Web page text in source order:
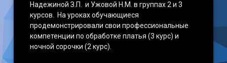
Надежиной З.П. и Ужовой Н.М. в группах 2 и 3
курсов. На уроках обучающиеся
продемонстрировали свои профессиональные
компетенции по обработке платья (3 курс) и
ночной сорочки (2 курс).